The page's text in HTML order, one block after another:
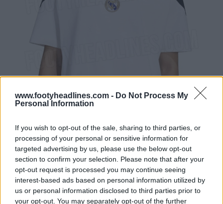
www.footyheadlines.com - Do Not Process My
Personal Information
If you wish to opt-out of the sale, sharing to third parties, or
processing of your personal or sensitive information for
targeted advertising by us, please use the below opt-out
section to confirm your selection. Please note that after your
opt-out request is processed you may continue seeing
interest-based ads based on personal information utilized by
us or personal information disclosed to third parties prior to
your opt-out. You may separately opt-out of the further